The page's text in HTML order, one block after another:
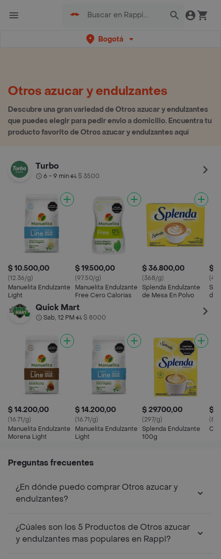
Bogotá
Otros azucar y endulzantes
Descubre una gran variedad de Otros azucar y endulzantes
que puedes elegir para pedir envio a domicilio. Encuentra tu
producto favorito de Otros azucar y endulzantes aquí
Turbo
6 - 9 min• $ 3500
$ 10.500,00
(12.36/g)
Manuelita Endulzante
Light
$ 19.500,00
(97.50/g)
Manuelita Endulzante
Free Cero Calorias
$ 36.800,00
(368/g)
Splenda Endulzante
de Mesa En Polvo
$
de
Quick Mart
Sab, 12 PM• $ 8000
$ 14.200,00
(16.71/g)
Manuelita Endulzante
Morena Light
$ 14.200,00
(16.71/g)
Manuelita Endulzante
Light
$ 29.700,00
(297/g)
Splenda Endulzante
100g
$